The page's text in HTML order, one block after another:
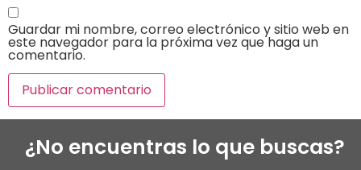
Guardar mi nombre, correo electrónico y sitio web en
este navegador para la próxima vez que haga un
comentario.
¿No encuentras lo que buscas?